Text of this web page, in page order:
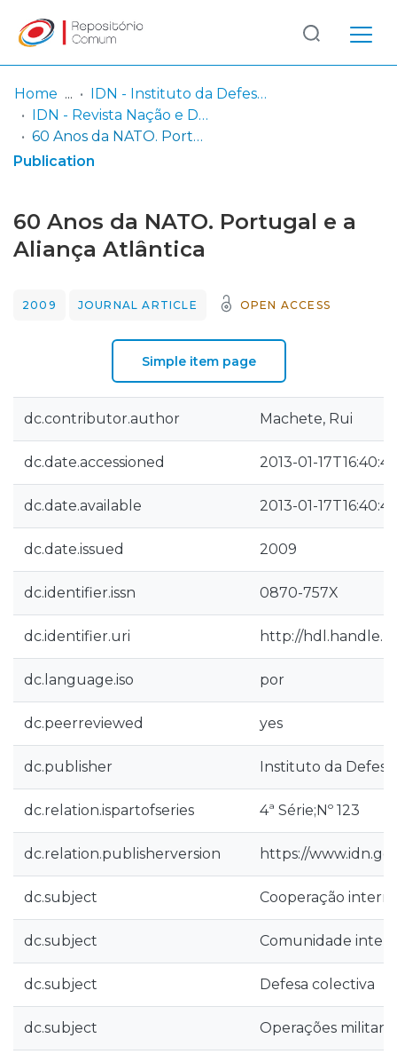
Communities
& Collections
Log
In
(current)
Home
IDN - Instituto da Defesa Nacional
IDN - Revista Nação e Defesa
60 Anos da NATO. Portugal e a Aliança Atlântica
Publication
60 Anos da NATO. Portugal e a
Aliança Atlântica
2009 JOURNAL ARTICLE OPEN ACCESS
Simple item page
dc.contributor.author Machete, Rui
dc.date.accessioned 2013-01-
dc.date.available 2013-01-
dc.date.issued 2009
dc.identifier.issn 0870-757X
dc.identifier.uri http://
dc.language.iso por
dc.peerreviewed yes
dc.publisher Instituto da
dc.relation.ispartofseries 4ª Série;Nº 123
dc.relation.publisherversion https://
dc.subject Cooperação
dc.subject Comunidade
dc.subject Defesa colectiva
dc.subject Operações